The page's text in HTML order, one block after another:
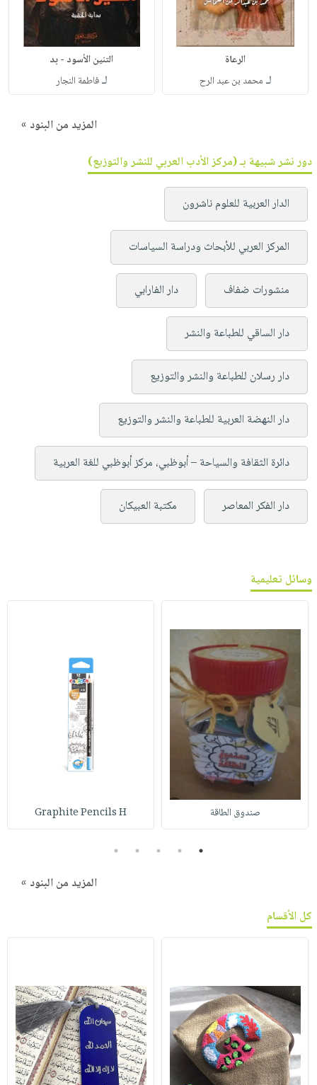
الرعاة
لـ محمد بن عبد الرح
التنين الأسود - بد
لـفاطمة النجار
المزيد من البنود »
دور نشر شبيهة بـ (مركز الأدب العربي للنشر والتوزيع)
الدار العربية للعلوم ناشرون
المركز العربي للأبحاث ودراسة السياسات
منشورات ضفاف دار الفارابي
دار الساقي للطباعة والنشر
دار رسلان للطباعة والنشر والتوزيع
دار النهضة العربية للطباعة والنشر والتوزيع
دائرة الثقافة والسياحة – أبوظبي، مركز أبوظبي للغة العربية
دار الفكر المعاصر مكتبة العبيكان
وسائل تعليمية
صندوق الطاقة Graphite Pencils H
1
2
3
4
5
المزيد من البنود »
كل الأقسام